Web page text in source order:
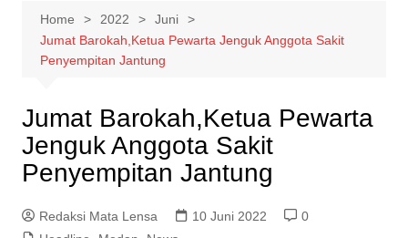
Home 2022
Juni
Jumat Barokah,Ketua Pewarta Jenguk Anggota Sakit
Penyempitan Jantung
Jumat Barokah,Ketua Pewarta
Jenguk Anggota Sakit
Penyempitan Jantung
Redaksi Mata Lensa 10 Juni 2022
0